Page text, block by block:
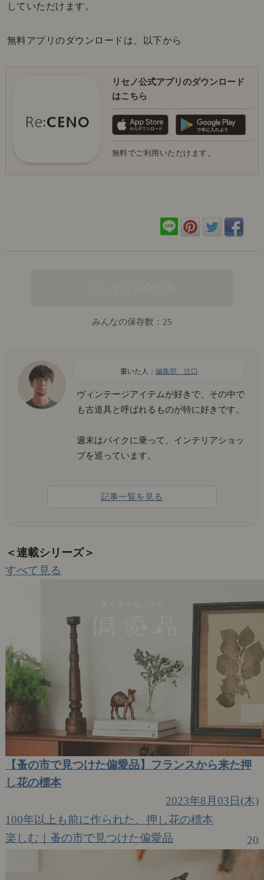
していただけます。
無料アプリのダウンロードは、以下から
リセノ公式アプリのダウンロード
はこちら
無料でご利用いただけます。
みんなの保存数： 25
編集部 辻口
ヴィンテージアイテムが好きで、その中で
も古道具と呼ばれるものが特に好きです。
週末はバイクに乗って、インテリアショッ
プを巡っています。
記事一覧を見る
＜連載シリーズ＞
すべて見る
【蚤の市で見つけた偏愛品】フランスから来た押
し花の標本
2023年8月03日(木)
100年以上も前に作られた、押し花の標本
楽しむ｜蚤の市で見つけた偏愛品
20